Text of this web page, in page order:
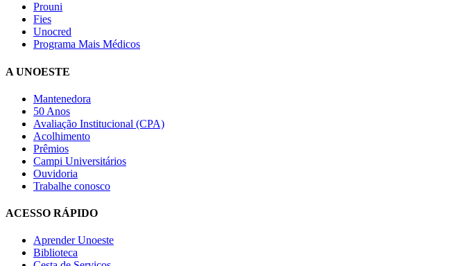
Prouni
Fies
Unocred
Programa Mais Médicos
A UNOESTE
Mantenedora
50 Anos
Avaliação Institucional (CPA)
Acolhimento
Prêmios
Campi Universitários
Ouvidoria
Trabalhe conosco
ACESSO RÁPIDO
Aprender Unoeste
Biblioteca